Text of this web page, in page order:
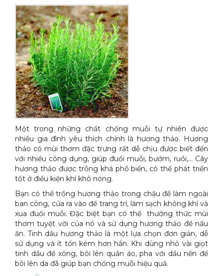
Một trong những chất chống muỗi tự nhiên được
nhiều gia đình yêu thích chính là hương thảo. Hương
thảo có mùi thơm đặc trưng rất dễ chịu được biết đến
với nhiều công dụng, giúp đuổi muỗi, bướm, ruồi,… Cây
hương thảo được trồng khá phổ biến, có thể phát triển
tốt ở điều kiện khí khô nóng.
Bạn có thể trồng hương thảo trong chậu để làm ngoài
ban công, cửa ra vào để trang trí, làm sạch không khí và
xua đuổi muỗi. Đặc biệt bạn có thể thưởng thức mùi
thơm tuyệt vời của nó và sử dụng hương thảo để nấu
ăn. Tinh dầu hương thảo là một lựa chọn đơn giản, dễ
sử dụng và ít tốn kém hơn hẳn. Khi dùng nhỏ vài giọt
tinh dầu để xông, bôi lên quần áo, pha với dầu nền để
bôi lên da đã giúp bạn chống muỗi hiệu quả.